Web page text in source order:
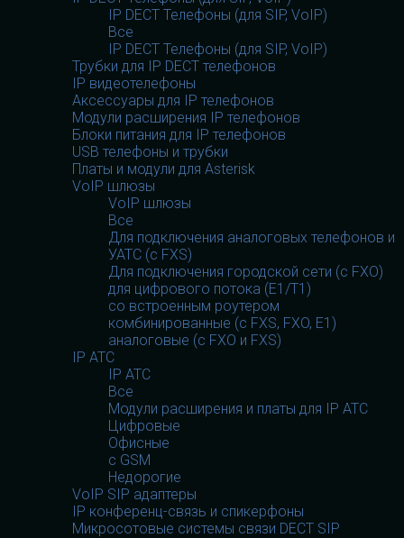
IP DECT Телефоны (для SIP, VoIP)
Все
IP DECT Телефоны (для SIP, VoIP)
Трубки для IP DECT телефонов
IP видеотелефоны
Аксессуары для IP телефонов
Модули расширения IP телефонов
Блоки питания для IP телефонов
USB телефоны и трубки
Платы и модули для Asterisk
VoIP шлюзы
VoIP шлюзы
Все
Для подключения аналоговых телефонов и
УАТС (с FXS)
Для подключения городской сети (с FXO)
для цифрового потока (E1/T1)
со встроенным роутером
комбинированные (c FXS, FXO, E1)
аналоговые (с FXO и FXS)
IP АТС
IP АТС
Все
Модули расширения и платы для IP АТС
Цифровые
Офисные
с GSM
Недорогие
VoIP SIP адаптеры
IP конференц-связь и спикерфоны
Микросотовые системы связи DECT SIP